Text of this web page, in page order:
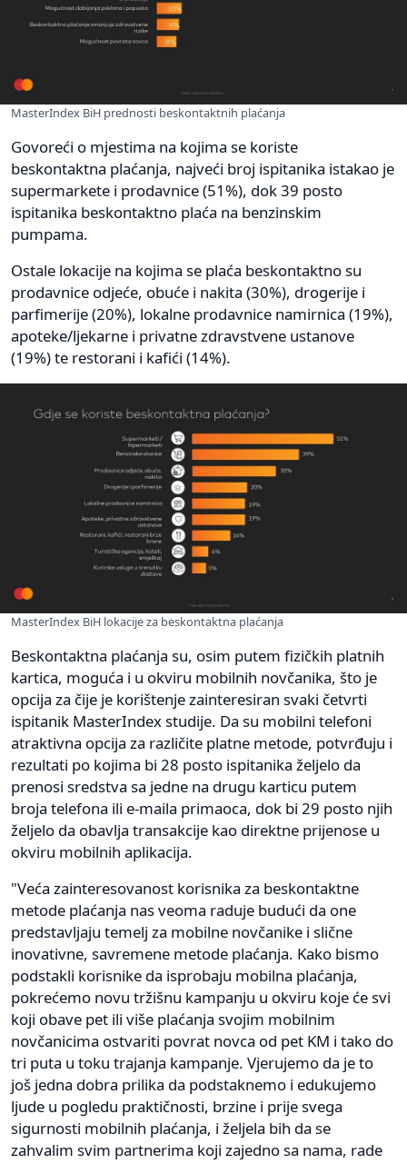
MasterIndex BiH prednosti beskontaktnih plaćanja
Govoreći o mjestima na kojima se koriste
beskontaktna plaćanja, najveći broj ispitanika istakao je
supermarkete i prodavnice (51%), dok 39 posto
ispitanika beskontaktno plaća na benzinskim
pumpama.
Ostale lokacije na kojima se plaća beskontaktno su
prodavnice odjeće, obuće i nakita (30%), drogerije i
parfimerije (20%), lokalne prodavnice namirnica (19%),
apoteke/ljekarne i privatne zdravstvene ustanove
(19%) te restorani i kafići (14%).
MasterIndex BiH lokacije za beskontaktna plaćanja
Beskontaktna plaćanja su, osim putem fizičkih platnih
kartica, moguća i u okviru mobilnih novčanika, što je
opcija za čije je korištenje zainteresiran svaki četvrti
ispitanik MasterIndex studije. Da su mobilni telefoni
atraktivna opcija za različite platne metode, potvrđuju i
rezultati po kojima bi 28 posto ispitanika željelo da
prenosi sredstva sa jedne na drugu karticu putem
broja telefona ili e-maila primaoca, dok bi 29 posto njih
željelo da obavlja transakcije kao direktne prijenose u
okviru mobilnih aplikacija.
"Veća zainteresovanost korisnika za beskontaktne
metode plaćanja nas veoma raduje budući da one
predstavljaju temelj za mobilne novčanike i slične
inovativne, savremene metode plaćanja. Kako bismo
podstakli korisnike da isprobaju mobilna plaćanja,
pokrećemo novu tržišnu kampanju u okviru koje će svi
koji obave pet ili više plaćanja svojim mobilnim
novčanicima ostvariti povrat novca od pet KM i tako do
tri puta u toku trajanja kampanje. Vjerujemo da je to
još jedna dobra prilika da podstaknemo i edukujemo
ljude u pogledu praktičnosti, brzine i prije svega
sigurnosti mobilnih plaćanja, i željela bih da se
zahvalim svim partnerima koji zajedno sa nama, rade